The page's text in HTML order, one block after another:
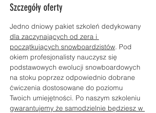
Szczegóły oferty
Jedno dniowy pakiet szkoleń dedykowany
dla zaczynających od zera i
początkujących snowboardzistów. Pod
okiem profesjonalisty nauczysz się
podstawowych ewolucji snowboardowych
na stoku poprzez odpowiednio dobrane
ćwiczenia dostosowane do poziomu
Twoich umiejętności. Po naszym szkoleniu
gwarantujemy że samodzielnie będziesz w